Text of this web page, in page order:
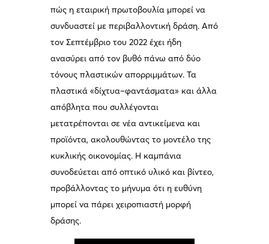
πώς η εταιρική πρωτοβουλία μπορεί να
συνδυαστεί με περιβαλλοντική δράση. Από
τον Σεπτέμβριο του 2022 έχει ήδη
ανασύρει από τον βυθό πάνω από δύο
τόνους πλαστικών απορριμμάτων. Τα
πλαστικά «δίχτυα–φαντάσματα» και άλλα
απόβλητα που συλλέγονται
μετατρέπονται σε νέα αντικείμενα και
προϊόντα, ακολουθώντας το μοντέλο της
κυκλικής οικονομίας. Η καμπάνια
συνοδεύεται από οπτικό υλικό και βίντεο,
προβάλλοντας το μήνυμα ότι η ευθύνη
μπορεί να πάρει χειροπιαστή μορφή
δράσης.